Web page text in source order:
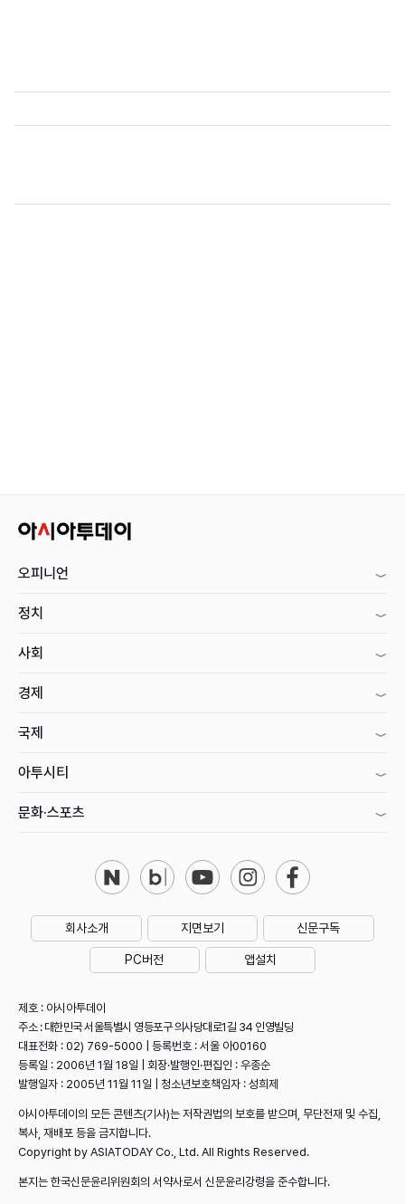
오피니언
정치
사회
경제
국제
아투시티
문화·스포츠
회사소개 지면보기 신문구독
PC버전 앱설치
제호 : 아시아투데이
주소 : 대한민국 서울특별시 영등포구 의사당대로1길 34 인영빌딩
대표전화 : 02) 769-5000 | 등록번호 : 서울 아00160
등록일 : 2006년 1월 18일 | 회장·발행인·편집인 : 우종순
발행일자 : 2005년 11월 11일 | 청소년보호책임자 : 성희제
아시아투데이의 모든 콘텐츠(기사)는 저작권법의 보호를 받으며, 무단전재 및 수집,
복사, 재배포 등을 금지합니다.
Copyright by ASIATODAY Co., Ltd. All Rights Reserved.
본지는 한국신문윤리위원회의 서약사로서 신문윤리강령을 준수합니다.